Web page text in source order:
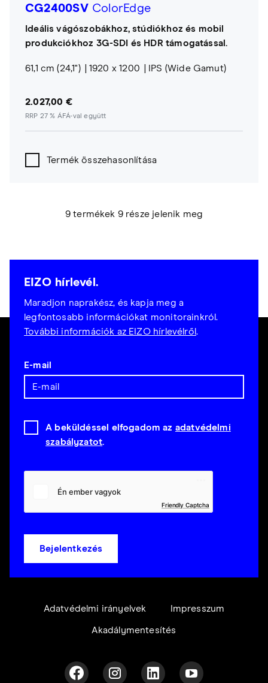
CG2400SVColorEdge
Ideális vágószobákhoz, stúdiókhoz és mobil
produkciókhoz 3G-SDI és HDR támogatással.
61,1 cm (24,1") 1920 x 1200 IPS (Wide Gamut)
2.027,00 €
RRP 27 % ÁFÁ-val együtt
Termék összehasonlítása
9 termékek 9 része jelenik meg
EIZO hírlevél.
Maradjon naprakész, és kapja meg a
legfontosabb információkat monitorainkról.
További információk az EIZO hírlevélről.
E-mail
A beküldéssel elfogadom az adatvédelmi
szabályzatot.
Friendly Captcha
Bejelentkezés
Adatvédelmi irányelvek Impresszum
Akadálymentesítés